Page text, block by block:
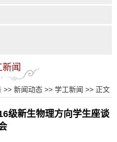
新闻
>> 新闻动态 >> 学工新闻 >> 正文
级新生物理方向学生座谈